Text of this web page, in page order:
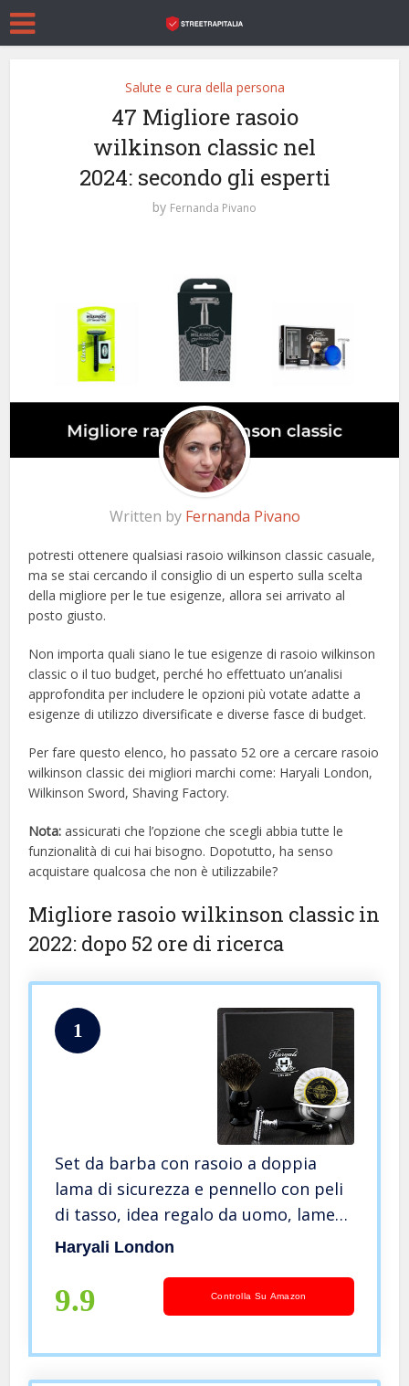
Salute e cura della persona
47 Migliore rasoio
wilkinson classic nel
2024: secondo gli esperti
by Fernanda Pivano
Written by Fernanda Pivano
potresti ottenere qualsiasi rasoio wilkinson classic casuale,
ma se stai cercando il consiglio di un esperto sulla scelta
della migliore per le tue esigenze, allora sei arrivato al
posto giusto.
Non importa quali siano le tue esigenze di rasoio wilkinson
classic o il tuo budget, perché ho effettuato un’analisi
approfondita per includere le opzioni più votate adatte a
esigenze di utilizzo diversificate e diverse fasce di budget.
Per fare questo elenco, ho passato 52 ore a cercare rasoio
wilkinson classic dei migliori marchi come: Haryali London,
Wilkinson Sword, Shaving Factory.
Nota: assicurati che l’opzione che scegli abbia tutte le
funzionalità di cui hai bisogno. Dopotutto, ha senso
acquistare qualcosa che non è utilizzabile?
Migliore rasoio wilkinson classic in
2022: dopo 52 ore di ricerca
1
Set da barba con rasoio a doppia
lama di sicurezza e pennello con peli
di tasso, idea regalo da uomo, lame
non incluse
Haryali London
9.9 Controlla Su Amazon